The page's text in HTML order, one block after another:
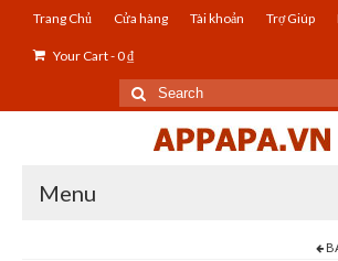
Trang Chủ Cửa hàng Tài khoản Trợ Giúp
Your Cart-0₫
Search
for:
Menu